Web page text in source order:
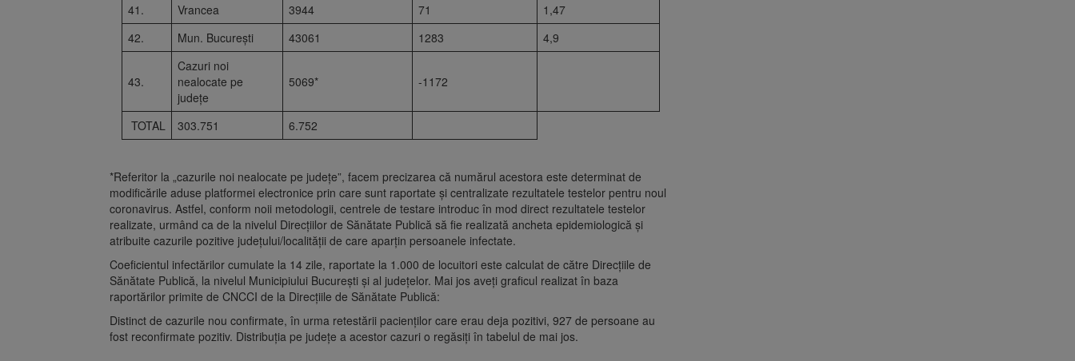
41.
Vrancea 3944 71
1,47
42.
Mun. București 43061 1283 4,9
43.
Cazuri noi
nealocate pe
județe
5069* -1172
TOTAL 303.751 6.752
*Referitor la „cazurile noi nealocate pe județe”, facem precizarea că numărul acestora este determinat de
modificările aduse platformei electronice prin care sunt raportate și centralizate rezultatele testelor pentru noul
coronavirus. Astfel, conform noii metodologii, centrele de testare introduc în mod direct rezultatele testelor
realizate, urmând ca de la nivelul Direcțiilor de Sănătate Publică să fie realizată ancheta epidemiologică și
atribuite cazurile pozitive județului/localității de care aparțin persoanele infectate.
Coeficientul infectărilor cumulate la 14 zile, raportate la 1.000 de locuitori este calculat de către Direcțiile de
Sănătate Publică, la nivelul Municipiului București și al județelor. Mai jos aveți graficul realizat în baza
raportărilor primite de CNCCI de la Direcțiile de Sănătate Publică:
Distinct de cazurile nou confirmate, în urma retestării pacienților care erau deja pozitivi, 927 de persoane au
fost reconfirmate pozitiv. Distribuția pe județe a acestor cazuri o regăsiți în tabelul de mai jos.